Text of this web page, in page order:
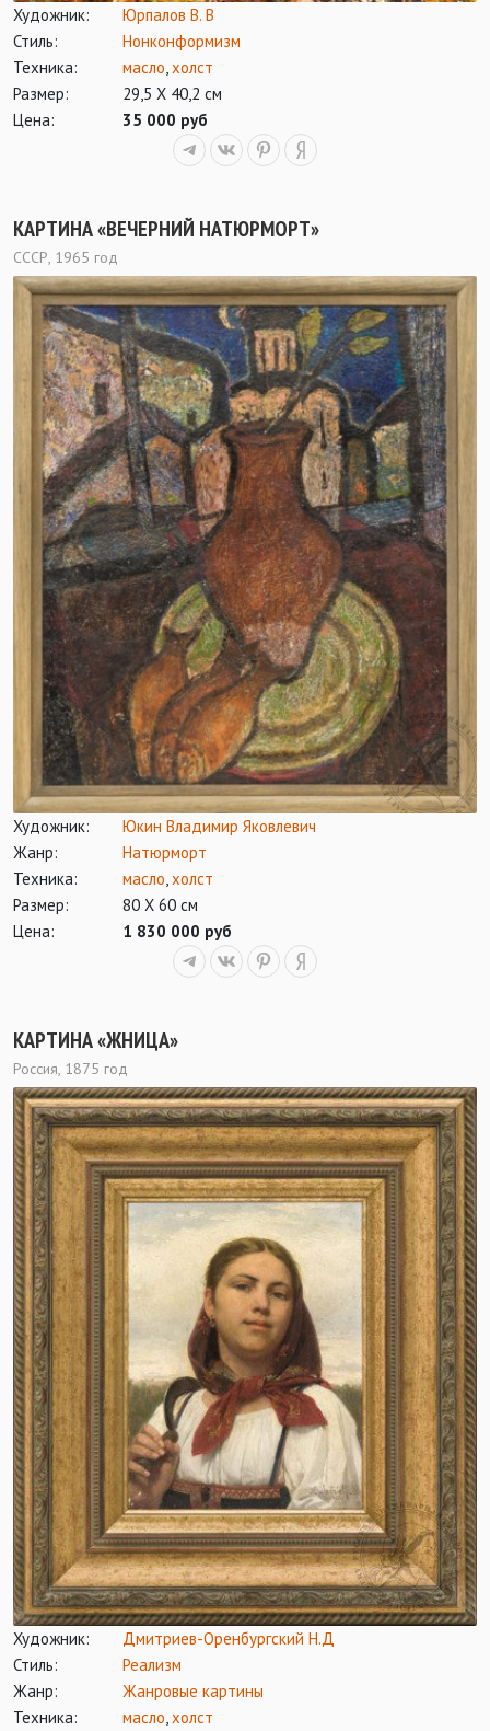
Художник:
Юрпалов В. В
Стиль:
Нонконформизм
Техника:
масло,холст
Размер:
29,5 Х 40,2 см
Цена:
35 000 руб
КАРТИНА «ВЕЧЕРНИЙ НАТЮРМОРТ»
СССР, 1965 год
Художник:
Юкин Владимир Яковлевич
Жанр:
Натюрморт
Техника:
масло,холст
Размер:
80 Х 60 см
Цена:
1 830 000 руб
КАРТИНА «ЖНИЦА»
Россия, 1875 год
Художник:
Дмитриев-Оренбургский Н.Д
Стиль:
Реализм
Жанр:
Жанровые картины
Техника:
масло,холст